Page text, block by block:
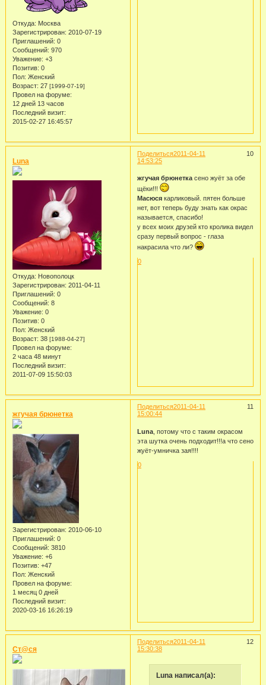
Откуда: Москва
Зарегистрирован: 2010-07-19
Приглашений: 0
Сообщений: 970
Уважение: +3
Позитив: 0
Пол: Женский
Возраст: 27 [1999-07-19]
Провел на форуме:
12 дней 13 часов
Последний визит:
2015-02-27 16:45:57
Поделиться 10
2011-04-11
14:53:25
Luna
Откуда: Новополоцк
Зарегистрирован: 2011-04-11
Приглашений: 0
Сообщений: 8
Уважение: 0
Позитив: 0
Пол: Женский
Возраст: 38 [1988-04-27]
Провел на форуме:
2 часа 48 минут
Последний визит:
2011-07-09 15:50:03
жгучая брюнеткасено жуёт за обе
щёки!!!
Масюсякарликовый. пятен больше
нет, вот теперь буду знать как окрас
называется, спасибо!
у всех моих друзей кто кролика видел
сразу первый вопрос - глаза
накрасила что ли?
0
Поделиться 11
2011-04-11
15:00:44
жгучая брюнетка
Зарегистрирован: 2010-06-10
Приглашений: 0
Сообщений: 3810
Уважение: +6
Позитив: +47
Пол: Женский
Провел на форуме:
1 месяц 0 дней
Последний визит:
2020-03-16 16:26:19
Luna, потому что с таким окрасом
эта шутка очень подходит!!!а что сено
жуёт-умничка зая!!!!
0
Поделиться 12
2011-04-11
15:30:38
Ст@ся
Luna написал(а):